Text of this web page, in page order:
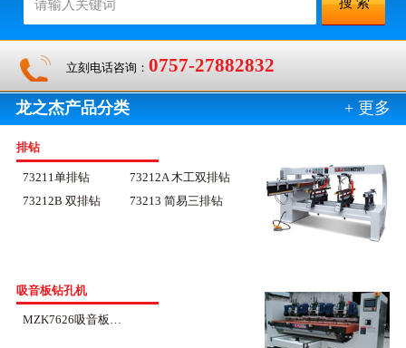
立刻电话咨询： 0757-27882832
+ 更多
龙之杰产品分类
排钻
73211单排钻
73212A 木工双排钻
73212B 双排钻
73213 简易三排钻
吸音板钻孔机
MZK7626吸音板钻孔机